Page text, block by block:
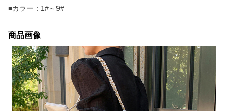
■カラー：1#～9#
商品画像